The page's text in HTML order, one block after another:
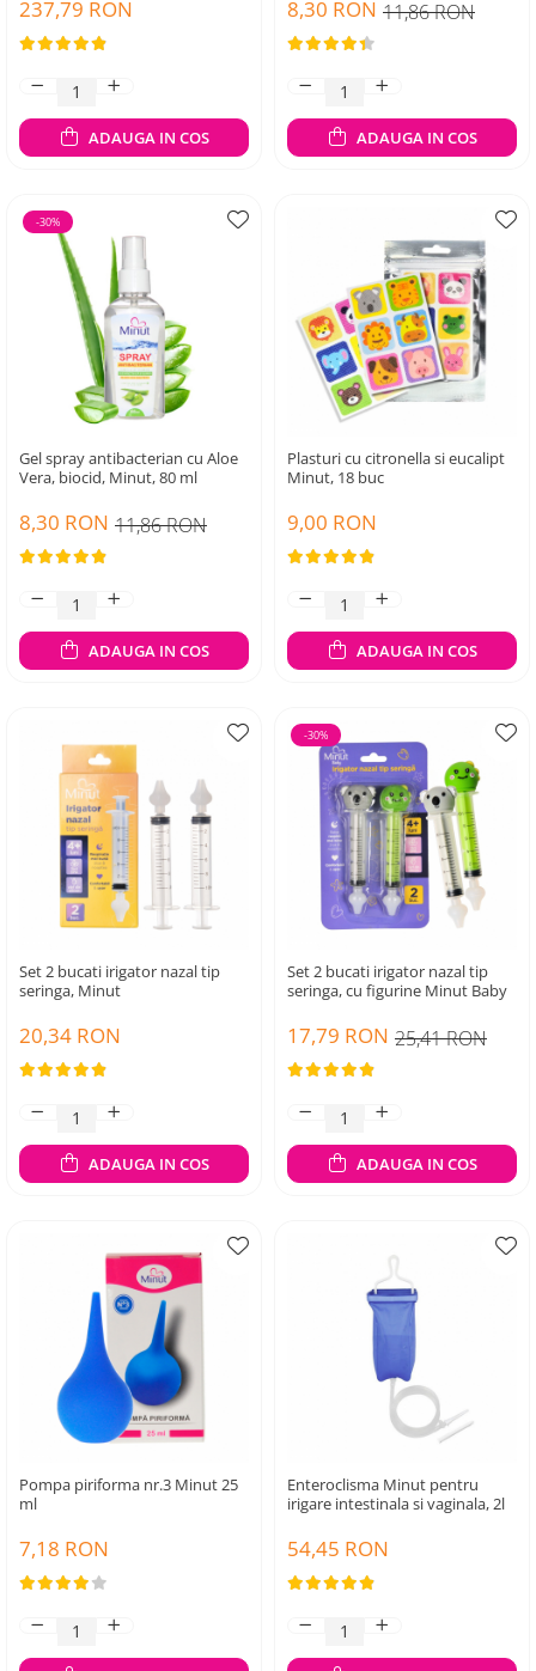
237,79 RON
ADAUGA IN COS
11,86 RON
8,30 RON
ADAUGA IN COS
-30%
Gel spray antibacterian cu Aloe
Vera, biocid, Minut, 80 ml
11,86 RON
8,30 RON
ADAUGA IN COS
Plasturi cu citronella si eucalipt
Minut, 18 buc
9,00 RON
ADAUGA IN COS
Set 2 bucati irigator nazal tip
seringa, Minut
20,34 RON
ADAUGA IN COS
-30%
Set 2 bucati irigator nazal tip
seringa, cu figurine Minut Baby
25,41 RON
17,79 RON
ADAUGA IN COS
Pompa piriforma nr.3 Minut 25
ml
7,18 RON
Enteroclisma Minut pentru
irigare intestinala si vaginala, 2l
54,45 RON